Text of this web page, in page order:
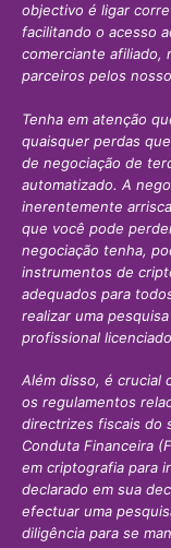
objectivo é ligar
facilitando o acesso
comerciante afiliado,
parceiros pelos
Tenha em atenção
quaisquer perdas
de negociação de
automatizado. A
inerentemente
que você pode
negociação tenha,
instrumentos de
adequados para
realizar uma
profissional
Além disso, é crucial
os regulamentos
directrizes fiscais do
Conduta Financeira
em criptografia para
declarado em sua
efectuar uma
diligência para se